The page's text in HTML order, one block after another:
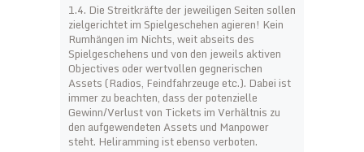
1.4. Die Streitkräfte der jeweiligen Seiten sollen
zielgerichtet im Spielgeschehen agieren! Kein
Rumhängen im Nichts, weit abseits des
Spielgeschehens und von den jeweils aktiven
Objectives oder wertvollen gegnerischen
Assets (Radios, Feindfahrzeuge etc.). Dabei ist
immer zu beachten, dass der potenzielle
Gewinn/Verlust von Tickets im Verhältnis zu
den aufgewendeten Assets und Manpower
steht. Heliramming ist ebenso verboten.